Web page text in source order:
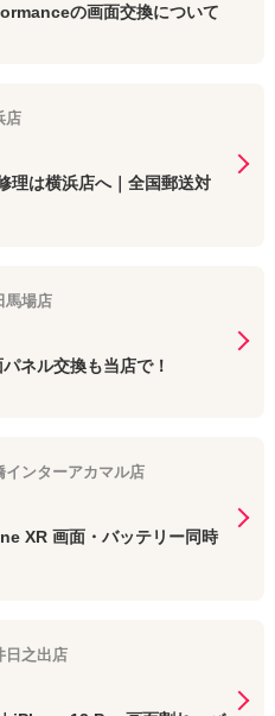
の画面交換について
店
理は横浜店へ｜全国郵送対
馬場店
ネル交換も当店で！
インターアカマル店
XR 画面・バッテリー同時
日之出店